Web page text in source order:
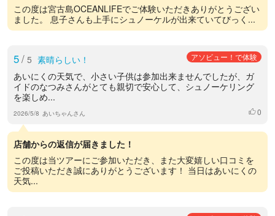
この度は宮古島OCEANLIFEでご体験いただきありがとうござい
ました。 息子さんも上手にシュノーケルが出来ていてびっく...
5/ 5 素晴らしい！ アソビュー！で体験
あいにくの天気で、小さい子供は参加出来ませんでしたが、ガ
イドのなつみさんがとても親切で安心して、シュノーケリング
を楽しめ...
2026/5/8 あいちゃんさん いいね
0
店舗からの返信が届きました！
この度は当ツアーにご参加いただき、また大変嬉しい口コミを
ご投稿いただき誠にありがとうございます！ 当日はあいにくの
天気...